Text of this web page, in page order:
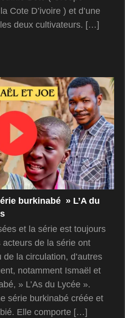
Cote D’ivoire ) et d’une
deux cultivateurs. […]
burkinabé » L’A du
et la série est toujours
acteurs de la série ont
la circulation, d’autres
notamment Ismaël et
» L’As du Lycée ».
série burkinabé créée et
Elle comporte […]